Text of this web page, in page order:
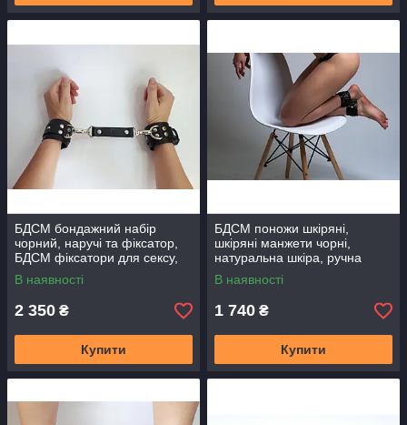
БДСМ бондажний набір
чорний, наручі та фіксатор,
БДСМ фіксатори для сексу,
Ручна робота, натуральна
шкіра
В наявності
2 350 ₴
Купити
БДСМ поножи шкіряні,
шкіряні манжети чорні,
натуральна шкіра, ручна
робота
В наявності
1 740 ₴
Купити